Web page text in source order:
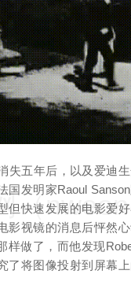
失五年后，以及爱迪
国发明家Raoul
但快速发展的电影爱
影视镜的消息后怦然
样做了，而他发现
了将图像投射到屏幕
（